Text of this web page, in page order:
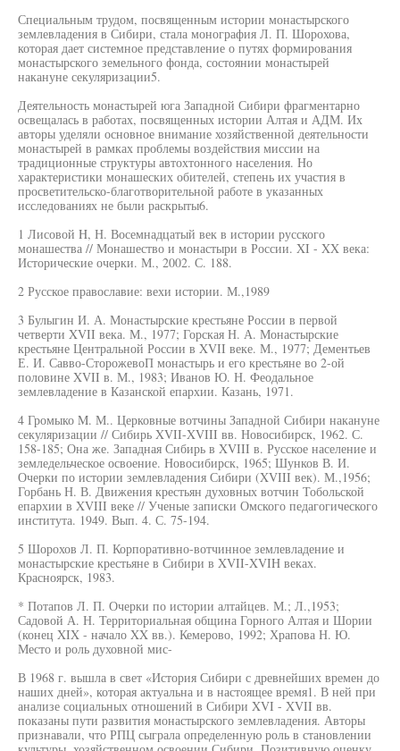
Специальным трудом, посвященным истории монастырского
землевладения в Сибири, стала монография Л. П. Шорохова,
которая дает системное представление о путях формирования
монастырского земельного фонда, состоянии монастырей
накануне секуляризации5.
Деятельность монастырей юга Западной Сибири фрагментарно
освещалась в работах, посвященных истории Алтая и АДМ. Их
авторы уделяли основное внимание хозяйственной деятельности
монастырей в рамках проблемы воздействия миссии на
традиционные структуры автохтонного населения. Но
характеристики монашеских обителей, степень их участия в
просветительско-благотворительной работе в указанных
исследованиях не были раскрыты6.
1 Лисовой H, Н. Восемнадцатый век в истории русского
монашества // Монашество и монастыри в России. XI - XX века:
Исторические очерки. М., 2002. С. 188.
2 Русское православие: вехи истории. М.,1989
3 Булыгин И. А. Монастырские крестьяне России в первой
четверти XVII века. М., 1977; Горская Н. А. Монастырские
крестьяне Центральной России в XVII веке. М., 1977; Дементьев
Е. И. Савво-СторожевоП монастырь и его крестьяне во 2-ой
половине XVII в. М., 1983; Иванов Ю. Н. Феодальное
землевладение в Казанской епархии. Казань, 1971.
4 Громыко M. М.. Церковные вотчины Западной Сибири накануне
секуляризации // Сибирь XVII-XVIII вв. Новосибирск, 1962. С.
158-185; Она же. Западная Сибирь в XVIII в. Русское население и
земледельческое освоение. Новосибирск, 1965; Шунков В. И.
Очерки по истории землевладения Сибири (XVIII век). М.,1956;
Горбань Н. В. Движения крестьян духовных вотчин Тобольской
епархии в XVIII веке // Ученые записки Омского педагогического
института. 1949. Вып. 4. С. 75-194.
5 Шорохов Л. П. Корпоративно-вотчинное землевладение и
монастырские крестьяне в Сибири в XVII-XVIH веках.
Красноярск, 1983.
* Потапов Л. П. Очерки по истории алтайцев. М.; Л.,1953;
Садовой А. Н. Территориальная община Горного Алтая и Шории
(конец XIX - начало XX вв.). Кемерово, 1992; Храпова Н. Ю.
Место и роль духовной мис-
В 1968 г. вышла в свет «История Сибири с древнейших времен до
наших дней», которая актуальна и в настоящее время1. В ней при
анализе социальных отношений в Сибири XVI - XVII вв.
показаны пути развития монастырского землевладения. Авторы
признавали, что РПЦ сыграла определенную роль в становлении